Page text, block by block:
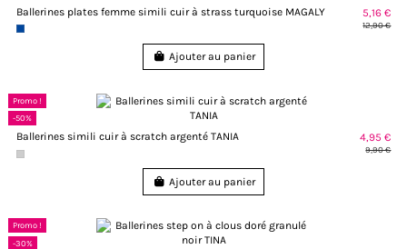
Ballerines plates femme simili cuir à strass turquoise MAGALY 5,16 €
12,90 €
Ajouter au panier
Promo !
-50%
Ballerines simili cuir à scratch argenté TANIA 4,95 €
9,90 €
Ajouter au panier
Promo !
-30%